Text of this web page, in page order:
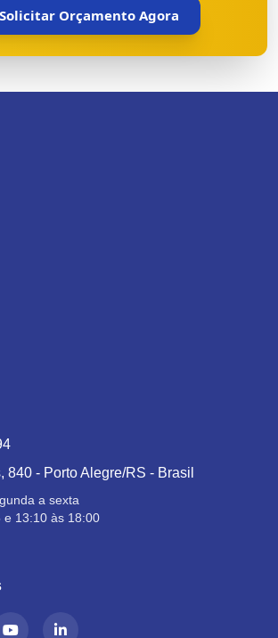
Solicitar Orçamento Agora
840 - Porto Alegre/RS - Brasil
a sexta
e 13:10 às 18:00